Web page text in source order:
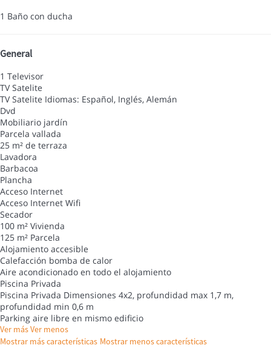
1 Baño con ducha
General
1 Televisor
TV Satelite
TV Satelite Idiomas: Español, Inglés, Alemán
Dvd
Mobiliario jardín
Parcela vallada
25 m² de terraza
Lavadora
Barbacoa
Plancha
Acceso Internet
Acceso Internet Wifi
Secador
100 m² Vivienda
125 m² Parcela
Alojamiento accesible
Calefacción bomba de calor
Aire acondicionado en todo el alojamiento
Piscina Privada
Piscina Privada Dimensiones 4x2, profundidad max 1,7 m,
profundidad min 0,6 m
Parking aire libre en mismo edificio
Ver másVer menos
Mostrar más características Mostrar menos características